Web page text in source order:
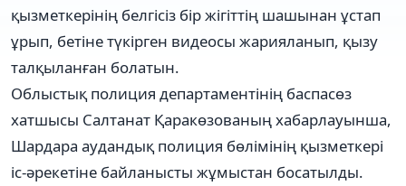
қызметкерінің белгісіз бір жігіттің шашынан ұстап
ұрып, бетіне түкірген видеосы жарияланып, қызу
талқыланған болатын.
Облыстық полиция департаментінің баспасөз
хатшысы Салтанат Қаракөзованың хабарлауынша,
Шардара аудандық полиция бөлімінің қызметкері
іс-әрекетіне байланысты жұмыстан босатылды.